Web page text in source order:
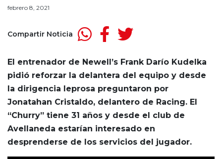
febrero 8, 2021
Compartir Noticia
El entrenador de Newell’s Frank Darío Kudelka
pidió reforzar la delantera del equipo y desde
la dirigencia leprosa preguntaron por
Jonatahan Cristaldo, delantero de Racing. El
“Churry” tiene 31 años y desde el club de
Avellaneda estarían interesado en
desprenderse de los servicios del jugador.